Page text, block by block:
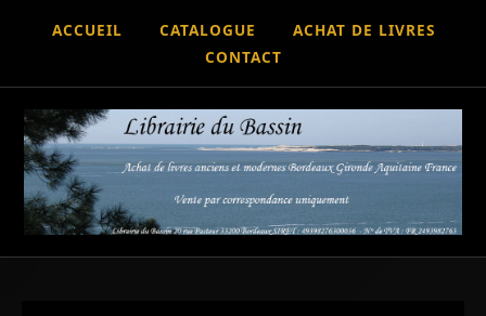
ACCUEIL CATALOGUE
ACHAT DE LIVRES
CONTACT